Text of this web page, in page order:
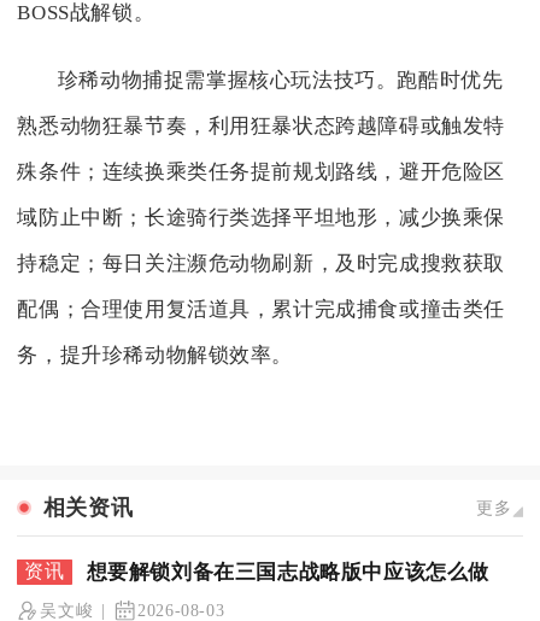
BOSS战解锁。
珍稀动物捕捉需掌握核心玩法技巧。跑酷时优先
熟悉动物狂暴节奏，利用狂暴状态跨越障碍或触发特
殊条件；连续换乘类任务提前规划路线，避开危险区
域防止中断；长途骑行类选择平坦地形，减少换乘保
持稳定；每日关注濒危动物刷新，及时完成搜救获取
配偶；合理使用复活道具，累计完成捕食或撞击类任
务，提升珍稀动物解锁效率。
相关资讯 更多
想要解锁刘备在三国志战略版中应该怎么做
吴文峻 2026-08-03